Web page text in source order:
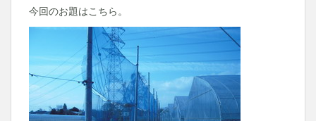
今回のお題はこちら。